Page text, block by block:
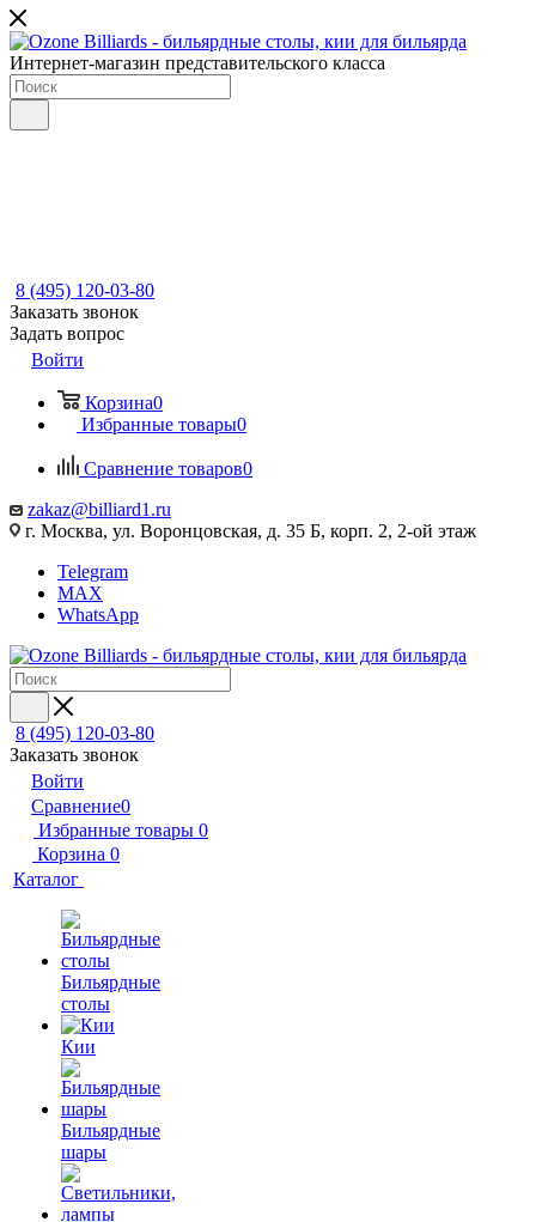
Интернет-магазин представительского класса
8 (495) 120-03-80
Заказать звонок
Задать вопрос
Войти
Корзина0
Избранные товары0
Сравнение товаров0
zakaz@billiard1.ru
г. Москва, ул. Воронцовская, д. 35 Б, корп. 2, 2-ой этаж
Telegram
MAX
WhatsApp
8 (495) 120-03-80
Заказать звонок
Войти
Сравнение0
Избранные товары 0
Корзина 0
Каталог
Бильярдные
столы
Кии
Бильярдные
шары